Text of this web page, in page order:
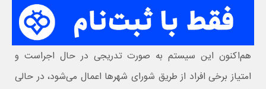
هم‌اکنون این سیستم به صورت تدریجی در حال اجراست و
امتیاز برخی افراد از طریق شورای شهرها اعمال می‌شود، در حالی